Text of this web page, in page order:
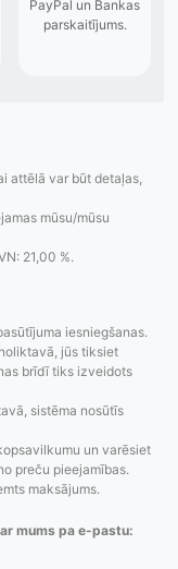
un
bez
attēlā var būt detaļas,
mūsu/mūsu
21,00 %.
iesniegšanas.
jūs tiksiet
brīdī tiks izveidots
sistēma nosūtīs
un varēsiet
preču pieejamības.
maksājums.
mums pa e-pastu: